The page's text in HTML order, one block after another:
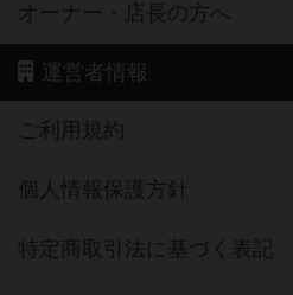
オーナー・店長の方へ
運営者情報
ご利用規約
個人情報保護方針
特定商取引法に基づく表記